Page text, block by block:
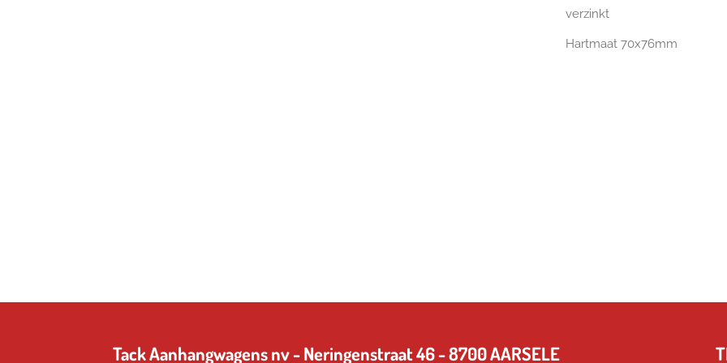
verzinkt
Hartmaat 70x76mm
Tack Aanhangwagens nv - Neringenstraat 46 - 8700 AARSELE TEL